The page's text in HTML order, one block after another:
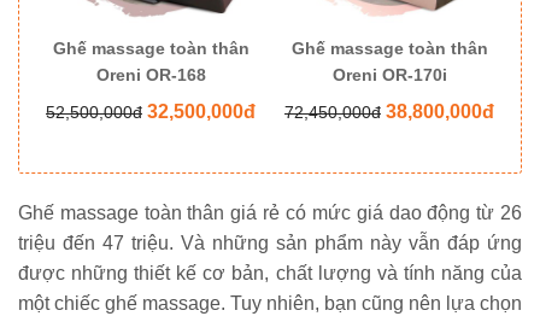
Ghế massage toàn thân
Oreni OR-168
52,500,000đ 32,500,000đ
Ghế massage toàn thân
Oreni OR-170i
72,450,000đ 38,800,000đ
Ghế massage toàn thân giá rẻ có mức giá dao động từ 26
triệu đến 47 triệu. Và những sản phẩm này vẫn đáp ứng
được những thiết kế cơ bản, chất lượng và tính năng của
một chiếc ghế massage. Tuy nhiên, bạn cũng nên lựa chọn